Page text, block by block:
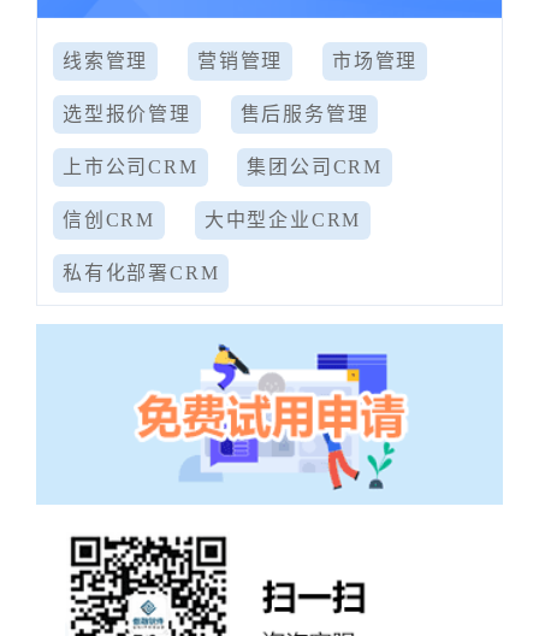
线索管理 营销管理 市场管理
选型报价管理 售后服务管理
上市公司CRM 集团公司CRM
信创CRM 大中型企业CRM
私有化部署CRM